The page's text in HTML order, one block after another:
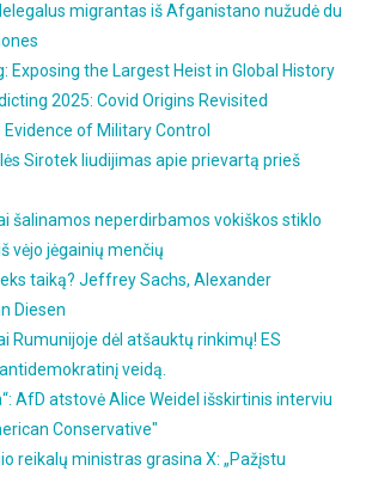
migrantas iš Afganistano nužudė du
Exposing the Largest Heist in Global History
2025: Covid Origins Revisited
of Military Control
Sirotek liudijimas apie prievartą prieš
šalinamos neperdirbamos vokiškos stiklo
vėjo jėgainių menčių
taiką? Jeffrey Sachs, Alexander
Diesen
Rumunijoje dėl atšauktų rinkimų! ES
veidą.
AfD atstovė Alice Weidel išskirtinis interviu
Conservative"
reikalų ministras grasina X: „Pažįstu